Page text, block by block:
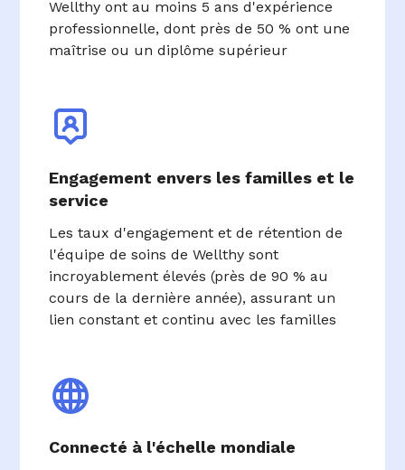
Wellthy ont au moins 5 ans d'expérience
professionnelle, dont près de 50 % ont une
maîtrise ou un diplôme supérieur
Engagement envers les familles et le
service
Les taux d'engagement et de rétention de
l'équipe de soins de Wellthy sont
incroyablement élevés (près de 90 % au
cours de la dernière année), assurant un
lien constant et continu avec les familles
Connecté à l'échelle mondiale